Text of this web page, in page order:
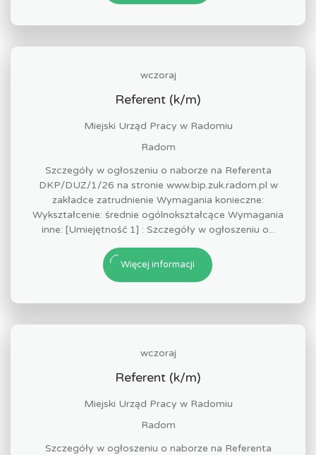
wczoraj
Referent (k/m)
Miejski Urząd Pracy w Radomiu
Radom
Szczegóły w ogłoszeniu o naborze na Referenta
DKP/DUZ/1/26 na stronie www.bip.zuk.radom.pl w
zakładce zatrudnienie Wymagania konieczne:
Wykształcenie: średnie ogólnokształcące Wymagania
inne: [Umiejętność 1] : Szczegóły w ogłoszeniu o...
Więcej informacji
wczoraj
Referent (k/m)
Miejski Urząd Pracy w Radomiu
Radom
Szczegóły w ogłoszeniu o naborze na Referenta